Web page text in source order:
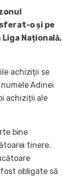
o și pe
Națională,
achiziții se
Adinei
achiziții ale
bine
tinere.
obligate să